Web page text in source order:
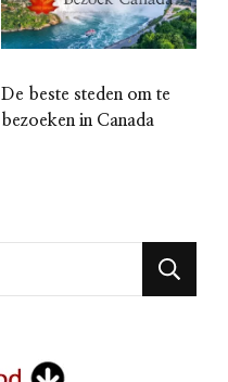
De beste steden om te
bezoeken in Canada